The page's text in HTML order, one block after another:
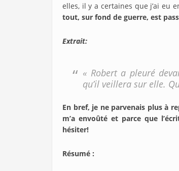
elles, il y a certaines que j’ai eu
tout, sur fond de guerre, est
Extrait:
« Robert a pleuré
qu’il veillera sur elle.
En bref, je ne parvenais plus à
m’a envoûté et parce que
hésiter!
Résumé :